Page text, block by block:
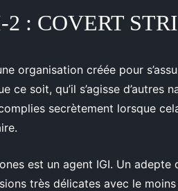
2 : COVERT
organisation créée pour
ce soit, qu’il s’agisse
secrètement lorsque
est un agent IGI. Un
très délicates avec le